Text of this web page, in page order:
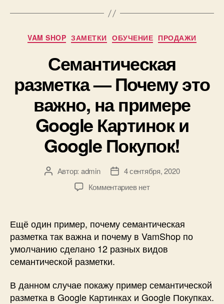
Рубрики
VAM SHOP ЗАМЕТКИ ОБУЧЕНИЕ ПРОДАЖИ
Семантическая
разметка — Почему это
важно, на примере
Google Картинок и
Google Покупок!
АвторАвтор: admin
Дата4 сентября, 2020
Комментариевк
—
Почему
это
примере
Google
нет
Ещё один пример, почему семантическая
разметка так важна и почему в VamShop по
умолчанию сделано 12 разных видов
семантической разметки.
В данном случае покажу пример семантической
разметка в Google Картинках и Google Покупках.